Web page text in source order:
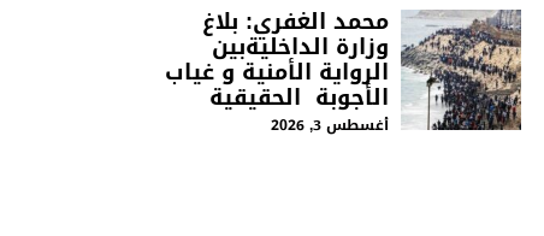
محمد الغفري: بلاغ
وزارة الداخليةبين
الرواية الأمنية و غياب
الأجوبة الحقيقية
أغسطس 3, 2026